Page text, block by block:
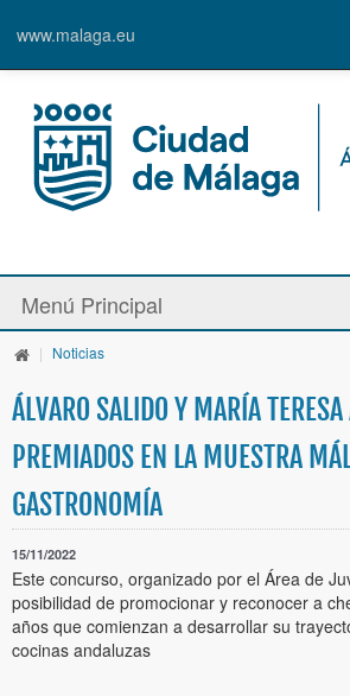
www.malaga.eu
Menú Principal
Información y Recursos
Actividades y Programas
La Caja Blanca
Ayudas y Premios
| Noticias
ÁLVARO SALIDO Y MARÍA
PREMIADOS EN LA MUESTRA
GASTRONOMÍA
15/11/2022
Este concurso, organizado por el Área de
posibilidad de promocionar y reconocer a
años que comienzan a desarrollar su
cocinas andaluzas